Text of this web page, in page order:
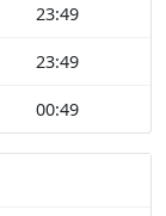
23:49
23:49
00:49